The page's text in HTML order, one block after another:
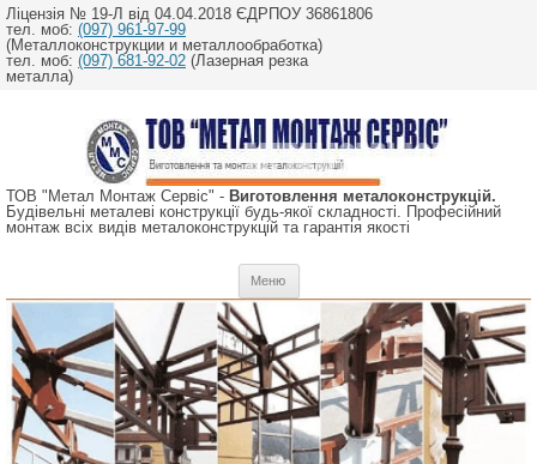
Ліцензія № 19-Л від 04.04.2018 ЄДРПОУ 36861806
тел. моб: (097) 961-97-99
(Металлоконструкции и металлообработка)
тел. моб: (097) 681-92-02 (Лазерная резка
металла)
ТОВ "Метал Монтаж Сервіс" - Виготовлення металоконструкцій.
Будівельні металеві конструкції будь-якої складності. Професійний
монтаж всіх видів металоконструкцій та гарантія якості
Меню
вмісту